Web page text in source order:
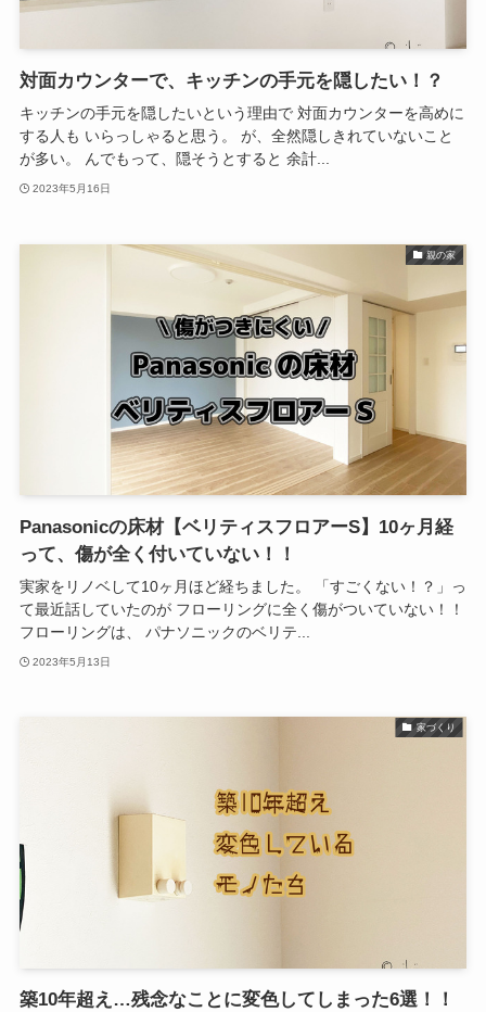
対面カウンターで、キッチンの手元を隠したい！？
キッチンの手元を隠したいという理由で 対面カウンターを高めに
する人も いらっしゃると思う。 が、全然隠しきれていないこと
が多い。 んでもって、隠そうとすると 余計...
2023年5月16日
親の家
Panasonicの床材【ベリティスフロアーS】10ヶ月経
って、傷が全く付いていない！！
実家をリノベして10ヶ月ほど経ちました。 「すごくない！？」っ
て最近話していたのが フローリングに全く傷がついていない！！
フローリングは、 パナソニックのベリテ...
2023年5月13日
家づくり
築10年超え…残念なことに変色してしまった6選！！